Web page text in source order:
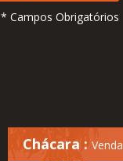
* Campos Obrigatórios
Chácara : Venda